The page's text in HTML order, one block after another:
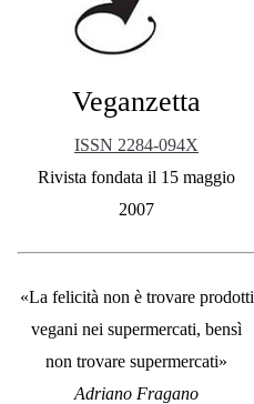
Veganzetta
ISSN 2284-094X
Rivista fondata il 15 maggio
2007
«La felicità non è trovare prodotti
vegani nei supermercati, bensì
non trovare supermercati»
Adriano Fragano